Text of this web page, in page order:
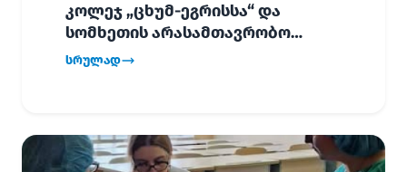
კოლეჯ „ცხუმ-ეგრისსა“ და
სომხეთის არასამთავრობო
ორგანიზაცია „Youth is Power“-ს
სრულად